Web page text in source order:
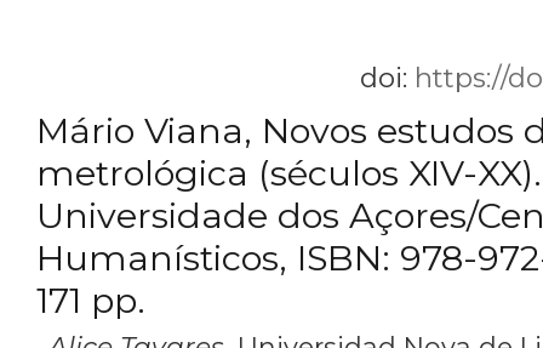
doi: https://
Mário Viana, Novos estudos
metrológica (séculos XIV-
Universidade dos Açores/
Humanísticos, ISBN: 978-
171 pp.